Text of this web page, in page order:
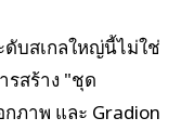
ดับสเกลใหญ่นี้ไม่ใช่
รสร้าง "ชุด
ภาพ และ Gradion